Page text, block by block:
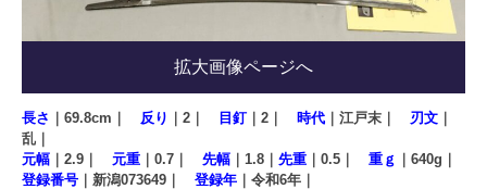
拡大画像ページへ
長さ ｜69.8cm｜ 反り ｜2｜ 目釘 ｜2｜ 時代 ｜江戸末｜ 刃文
乱｜
元幅 ｜2.9｜ 元重 ｜0.7｜ 先幅 ｜1.8｜ 先重 ｜0.5｜ 重ｇ
｜640g｜
登録番号 ｜新潟073649｜ 登録年 ｜令和6年｜